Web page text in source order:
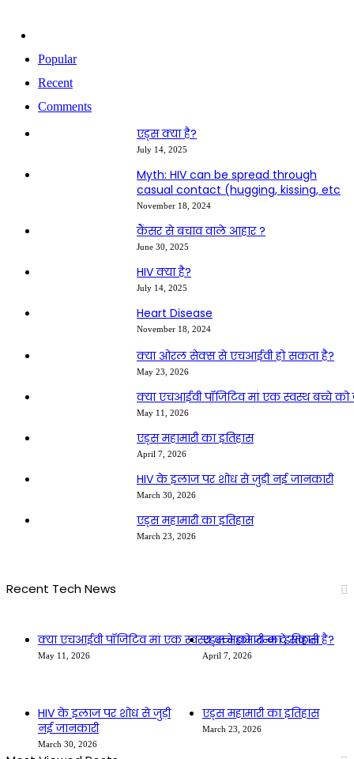
Popular
Recent
Comments
एड्स क्या है?
July 14, 2025
Myth: HIV can be spread through
casual contact (hugging, kissing, etc
November 18, 2024
कैंसर से बचाव वाले आहार ?
June 30, 2025
HIV क्या है?
July 14, 2025
Heart Disease
November 18, 2024
क्या ओरल सेक्स से एचआईवी हो सकता है?
May 23, 2026
क्या एचआईवी पॉजिटिव मां एक स्वस्थ बच्चे
May 11, 2026
एड्स महामारी का इतिहास
April 7, 2026
HIV के इलाज पर शोध से जुड़ी नई जानकारी
March 30, 2026
एड्स महामारी का इतिहास
March 23, 2026
Recent Tech News
क्या एचआईवी पॉजिटिव मां एक स्वस्थ बच्चे को जन्म दे सकती है?
May 11, 2026
एड्स महामारी का इतिहास
April 7, 2026
HIV के इलाज पर शोध से जुड़ी
नई जानकारी
March 30, 2026
एड्स महामारी का इतिहास
March 23, 2026